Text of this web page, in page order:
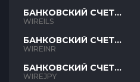
БАНКОВСКИЙ СЧЕТ
ILS
WIREILS
БАНКОВСКИЙ СЧЕТ
INR
WIREINR
БАНКОВСКИЙ СЧЕТ
JPY
WIREJPY